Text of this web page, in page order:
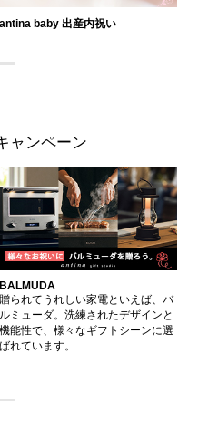
antina baby 出産内祝い
ャンペーン
BALMUDA
贈られてうれしい家電といえば、バ
ルミューダ。洗練されたデザインと
機能性で、様々なギフトシーンに選
ばれています。